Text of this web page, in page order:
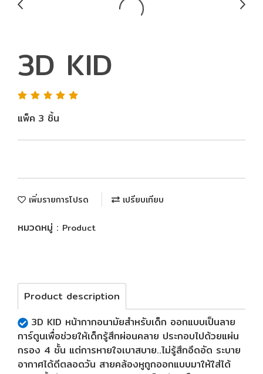
3D KID
แพ็ค 3 ชิ้น
เพิ่มรายการโปรด เปรียบเทียบ
หมวดหมู่ : Product
Product description
3D KID หน้ากากอนามัยสำหรับเด็ก ออกแบบเป็นลาย
การ์ตูนเพื่อช่วยให้เด็กรู้สึกผ่อนคลาย ประกอบไปด้วยแผ่น
กรอง 4 ชั้น แต่การหายใจเบาสบาย..ไม่รู้สึกอึดอัด ระบาย
อากาศได้ดีตลอดวัน สายคล้องหูถูกออกแบบมาให้ใส่ได้